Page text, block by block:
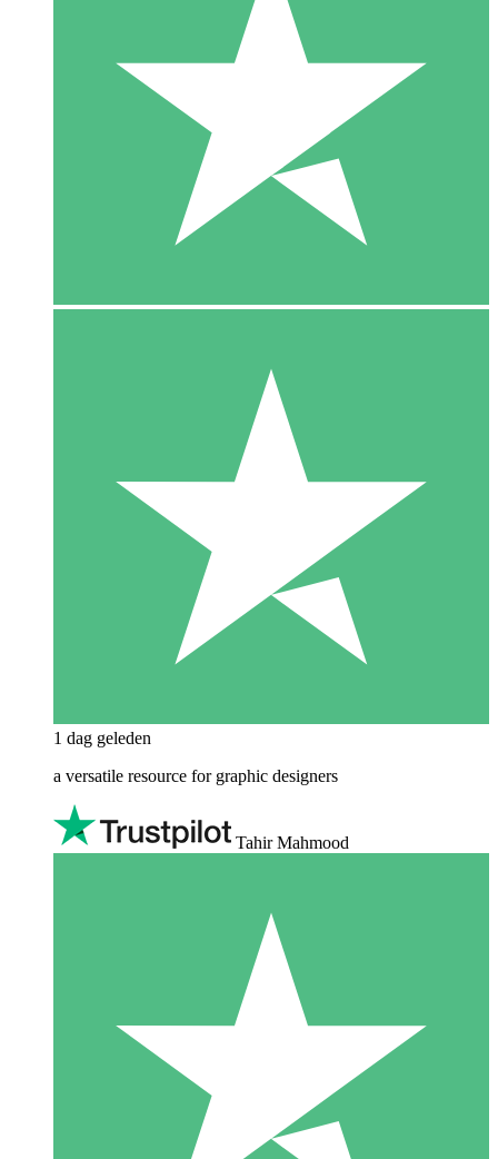
1 dag geleden
a versatile resource for graphic designers
Tahir Mahmood